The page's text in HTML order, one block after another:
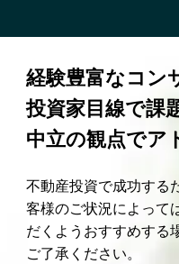
経験豊富なコン
投資家目線で課
中立の観点でア
不動産投資で成功する
客様のご状況によって
だくようおすすめする
ご了承ください。